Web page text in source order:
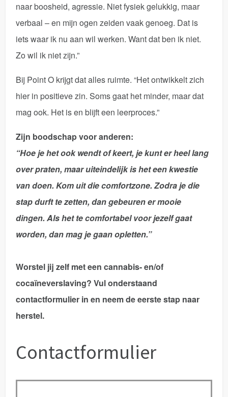
naar boosheid, agressie. Niet fysiek gelukkig, maar
verbaal – en mijn ogen zeiden vaak genoeg. Dat is
iets waar ik nu aan wil werken. Want dat ben ik niet.
Zo wil ik niet zijn.”
Bij Point O krijgt dat alles ruimte. “Het ontwikkelt zich
hier in positieve zin. Soms gaat het minder, maar dat
mag ook. Het is en blijft een leerproces.”
Zijn boodschap voor anderen:
“Hoe je het ook wendt of keert, je kunt er heel lang
over praten, maar uiteindelijk is het een kwestie
van doen. Kom uit die comfortzone. Zodra je die
stap durft te zetten, dan gebeuren er mooie
dingen. Als het te comfortabel voor jezelf gaat
worden, dan mag je gaan opletten.”
Worstel jij zelf met eencannabis- en/of
cocaïneverslaving? Vul onderstaand
contactformulier in en neem de eerste stap naar
herstel.
Contactformulier